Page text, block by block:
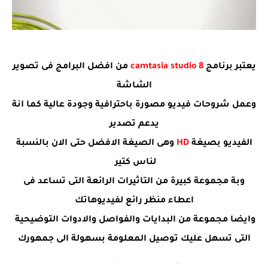
يعتبر برنامجcamtasia studio 8 من افضل البرامج فى تصوير
الشاشة
وعمل شروحات فيديو مصورة باحترافية وجودة عالية كما انة
يدعم تصدير
الفيديو بصيغةHD وهى الصيغة الافضل حتى الان بالنسبة
لناس كتير
وبة مجموعة كبيرة من التاثيرات الرائعة التى تساعد فى
اعطاء منظر رائع لفيديوهاتك
وايضا مجموعة من البدايات والفواصل والادوات التوضيحية
التى تسهل عليك توصيل المعلومة بسهولة الى جمهورك